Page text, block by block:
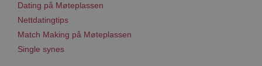
Dating på Møteplassen
Nettdatingtips
Match Making på Møteplassen
Single synes